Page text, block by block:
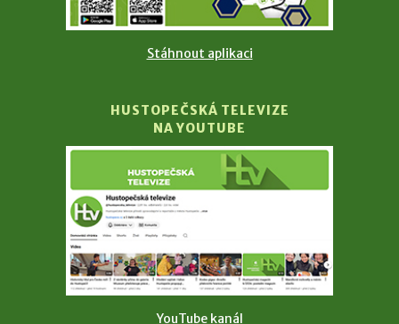
Stáhnout aplikaci
HUSTOPEČSKÁ TELEVIZE
NA YOUTUBE
YouTube kanál